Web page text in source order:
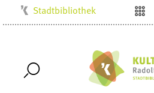
Musikschule
Stadtbibliothek